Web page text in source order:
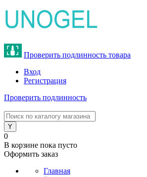
Проверить подлинность товара
Вход
Регистрация
Проверить подлинность
0
В корзине пока пусто
Оформить заказ
Главная